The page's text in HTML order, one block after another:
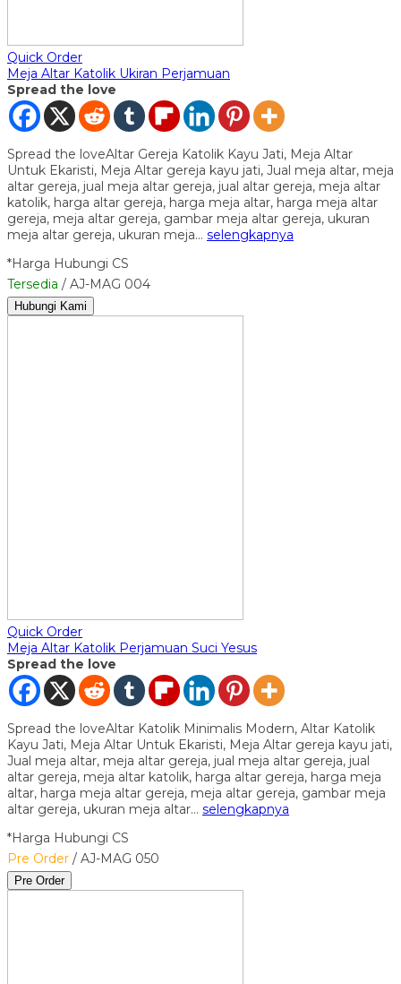
Quick Order
Meja Altar Katolik Ukiran Perjamuan
Spread the love
Spread the loveAltar Gereja Katolik Kayu Jati, Meja Altar
Untuk Ekaristi, Meja Altar gereja kayu jati, Jual meja altar, meja
altar gereja, jual meja altar gereja, jual altar gereja, meja altar
katolik, harga altar gereja, harga meja altar, harga meja altar
gereja, meja altar gereja, gambar meja altar gereja, ukuran
meja altar gereja, ukuran meja… selengkapnya
*Harga Hubungi CS
Tersedia / AJ-MAG 004
Hubungi Kami
Quick Order
Meja Altar Katolik Perjamuan Suci Yesus
Spread the love
Spread the loveAltar Katolik Minimalis Modern, Altar Katolik
Kayu Jati, Meja Altar Untuk Ekaristi, Meja Altar gereja kayu jati,
Jual meja altar, meja altar gereja, jual meja altar gereja, jual
altar gereja, meja altar katolik, harga altar gereja, harga meja
altar, harga meja altar gereja, meja altar gereja, gambar meja
altar gereja, ukuran meja altar… selengkapnya
*Harga Hubungi CS
Pre Order / AJ-MAG 050
Pre Order